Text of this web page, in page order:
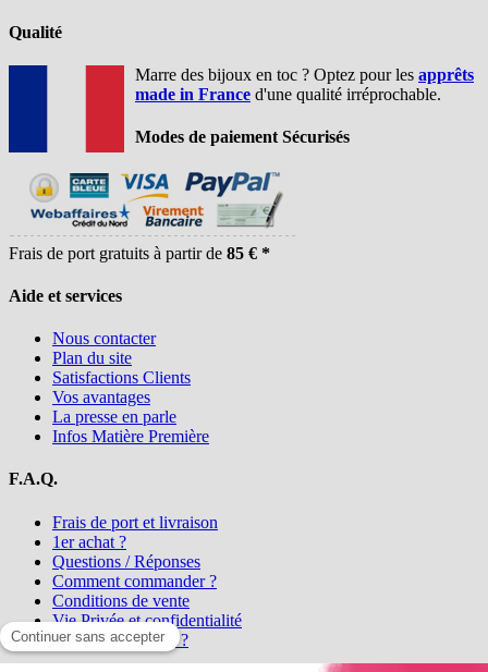
Qualité
Marre des bijoux en toc ? Optez pour les apprêts
made in France d'une qualité irréprochable.
Modes de paiement Sécurisés
Frais de port gratuits à partir de 85 € *
Aide et services
Nous contacter
Plan du site
Satisfactions Clients
Vos avantages
La presse en parle
Infos Matière Première
F.A.Q.
Frais de port et livraison
1er achat ?
Questions / Réponses
Comment commander ?
Conditions de vente
Vie Privée et confidentialité
Qui sommes-nous ?